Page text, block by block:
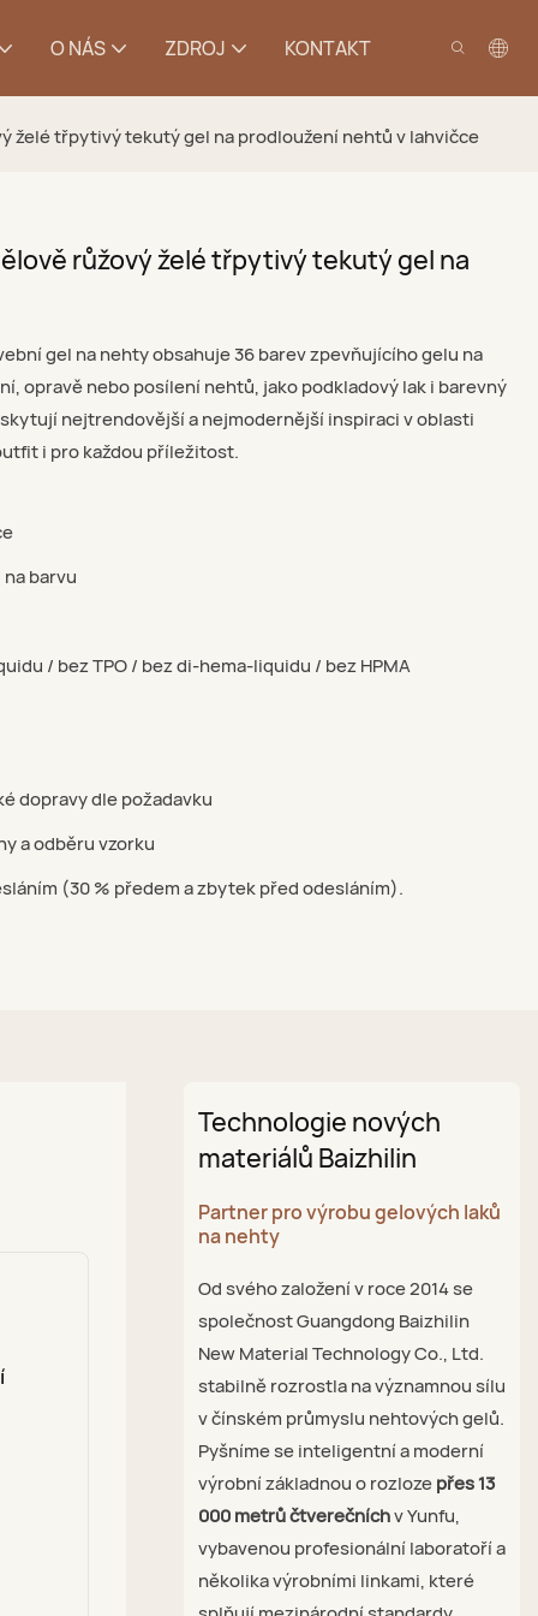
O NÁS ZDROJ KONTAKT
želé třpytivý tekutý gel na prodloužení nehtů v lahvičce
růžový želé třpytivý tekutý gel na
gel na nehty obsahuje 36 barev zpevňujícího gelu na
opravě nebo posílení nehtů, jako podkladový lak i barevný
nejtrendovější a nejmodernější inspiraci v oblasti
i pro každou příležitost.
na barvu
/ bez TPO / bez di-hema-liquidu / bez HPMA
dopravy dle požadavku
a odběru vzorku
(30 % předem a zbytek před odesláním).
Technologie nových
materiálů Baizhilin
Partner pro výrobu gelových laků
na nehty
Od svého založení v roce 2014 se
společnost Guangdong Baizhilin
New Material Technology Co., Ltd.
stabilně rozrostla na významnou sílu
v čínském průmyslu nehtových gelů.
Pyšníme se inteligentní a moderní
výrobní základnou o rozlozepřes 13
000 metrů čtverečníchv Yunfu,
vybavenou profesionální laboratoří a
několika výrobními linkami, které